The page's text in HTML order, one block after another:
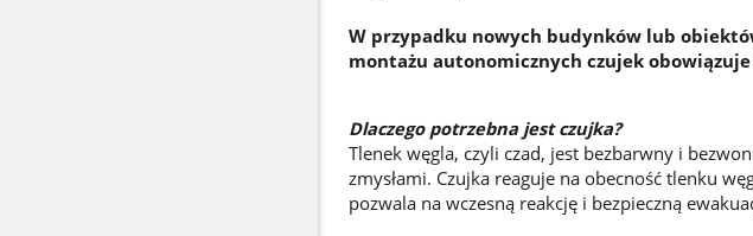
W przypadku nowych budynków lub
montażu autonomicznych czujek
Dlaczego potrzebna jest czujka?
Tlenek węgla, czyli czad, jest bezbarwny i
zmysłami. Czujka reaguje na obecność tlenku
pozwala na wczesną reakcję i bezpieczną